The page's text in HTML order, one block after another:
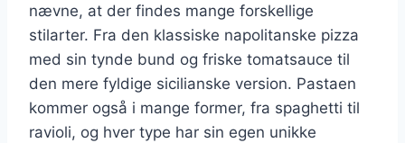
nævne, at der findes mange forskellige
stilarter. Fra den klassiske napolitanske pizza
med sin tynde bund og friske tomatsauce til
den mere fyldige sicilianske version. Pastaen
kommer også i mange former, fra spaghetti til
ravioli, og hver type har sin egen unikke